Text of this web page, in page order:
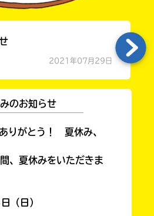
2021年07月29日
のお知らせ
りがとう！ 夏休み、
、夏休みをいただきま
（日）